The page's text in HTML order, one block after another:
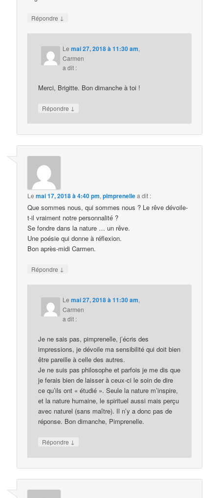
Répondre ↓
Lemai 27, 2018 à 11:30 am,
Carmen
a dit :
Merci, Brigitte. Bon dimanche à toi !
Répondre ↓
Lemai 17, 2018 à 4:40 pm,pimprenellea dit :
Que sommes nous, qui sommes nous ? Le rêve dévoile-
t-il vraiment notre personnalité ?
Se fondre dans la nature … un rêve.
Une poésie qui donne à réflexion.
Bon après-midi Carmen.
Répondre ↓
Lemai 27, 2018 à 11:30 am,
Carmen
a dit :
Je ne sais pas, pimprenelle, j’écris des
impressions, je dévoile ma sensibilité qui doit bien
être pareille à celle des autres.
Je ne suis pas philosophe et parfois je me dis que
je ferais bien de laisser à ceux-ci le soin de dire
ce qu’ils ont « étudié ». Seule la nature m’inspire,
et la nature humaine, le spirituel aussi mais perçu
avec naturel (sans maître). Il n’y a donc pas de
réponse. Bon dimanche, Pimprenelle.
Répondre ↓